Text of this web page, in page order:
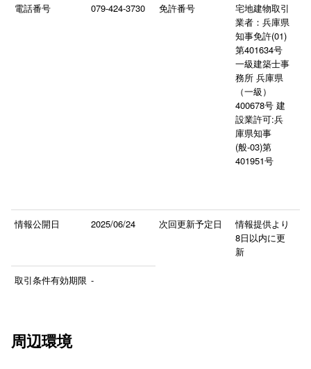
電話番号 079-424-3730 免許番号
宅地建物取引
業者：兵庫県
知事免許(01)
第401634号
一級建築士事
務所 兵庫県
（一級）
400678号 建
設業許可:兵
庫県知事
(般-03)第
401951号
情報公開日 2025/06/24 次回更新予定日
情報提供より
8日以内に更
新
取引条件有効期限 -
周辺環境